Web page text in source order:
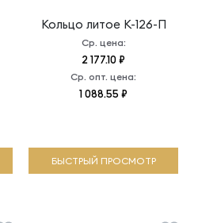
Кольцо литое К-126-П
Ср. цена:
2 177.10 ₽
Ср. опт. цена:
1 088.55 ₽
БЫСТРЫЙ ПРОСМОТР